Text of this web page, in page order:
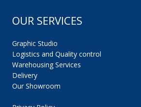
OUR SERVICES
Graphic Studio
Logistics and Quality control
Warehousing Services
Delivery
Our Showroom